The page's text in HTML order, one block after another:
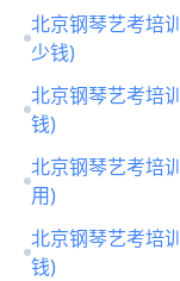
北京钢琴艺考培
少钱)
北京钢琴艺考培
钱)
北京钢琴艺考培
用)
北京钢琴艺考培
钱)